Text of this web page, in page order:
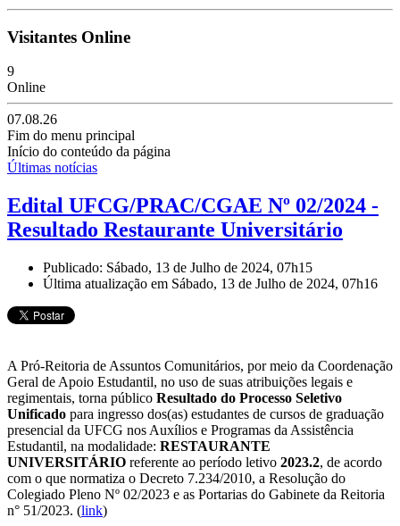
Visitantes Online
9
Online
07.08.26
Fim do menu principal
Início do conteúdo da página
Últimas notícias
Edital UFCG/PRAC/CGAE Nº 02/2024 -
Resultado Restaurante Universitário
Publicado: Sábado, 13 de Julho de 2024, 07h15
Última atualização em Sábado, 13 de Julho de 2024, 07h16
A Pró-Reitoria de Assuntos Comunitários, por meio da Coordenação
Geral de Apoio Estudantil, no uso de suas atribuições legais e
regimentais, torna público Resultado do Processo Seletivo
Unificado para ingresso dos(as) estudantes de cursos de graduação
presencial da UFCG nos Auxílios e Programas da Assistência
Estudantil, na modalidade: RESTAURANTE
UNIVERSITÁRIO referente ao período letivo 2023.2, de acordo
com o que normatiza o Decreto 7.234/2010, a Resolução do
Colegiado Pleno Nº 02/2023 e as Portarias do Gabinete da Reitoria
n° 51/2023. (link)